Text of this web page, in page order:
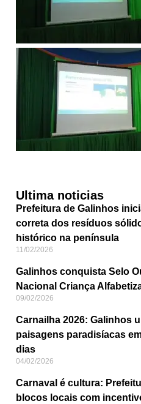
Ultima noticias
Prefeitura de Galinhos
correta dos resíduos
histórico na península
11/02/2026
Galinhos conquista Selo
Nacional Criança
09/02/2026
Carnailha 2026: Galinhos
paisagens paradisíacas
dias
04/02/2026
Carnaval é cultura:
blocos locais com